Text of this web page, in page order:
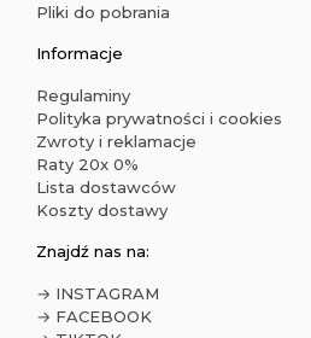
Pliki do pobrania
Informacje
Regulaminy
Polityka prywatności i cookies
Zwroty i reklamacje
Raty 20x 0%
Lista dostawców
Koszty dostawy
Znajdź nas na:
→ INSTAGRAM
→ FACEBOOK